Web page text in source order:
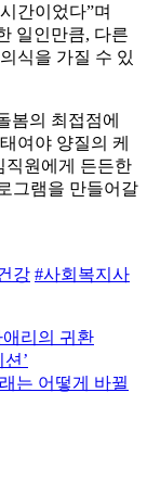
간이었다”며
일인만큼, 다른
식을 가질 수 있
봄의 최접점에
여야 양질의 케
직원에게 든든한
그램을 만들어갈
강 #사회복지사
애리의 귀환
’
는 어떻게 바뀔